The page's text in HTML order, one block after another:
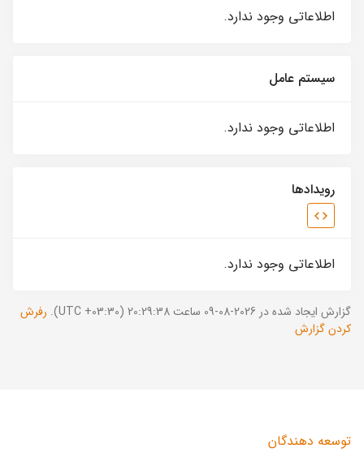
اطلاعاتی وجود ندارد.
سیستم عامل
اطلاعاتی وجود ندارد.
رویدادها
اطلاعاتی وجود ندارد.
گزارش ایجاد شده در 2026-08-09 ساعت 20:29:38 (UTC +03:30).
رفرش
کردن گزارش
توسعه دهندگان